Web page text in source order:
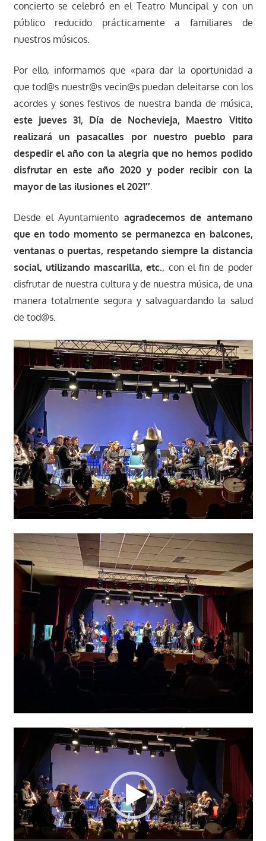
concierto se celebró en el Teatro Muncipal y con un
público reducido prácticamente a familiares de
nuestros músicos.
Por ello, informamos que «para dar la oportunidad a
que tod@s nuestr@s vecin@s puedan deleitarse con los
acordes y sones festivos de nuestra banda de música,
este jueves 31, Día de Nochevieja, Maestro Vitito
realizará un pasacalles por nuestro pueblo para
despedir el año con la alegria que no hemos podido
disfrutar en este año 2020 y poder recibir con la
mayor de las ilusiones el 2021″.
Desde el Ayuntamiento agradecemos de antemano
que en todo momento se permanezca en balcones,
ventanas o puertas, respetando siempre la distancia
social, utilizando mascarilla, etc., con el fin de poder
disfrutar de nuestra cultura y de nuestra música, de una
manera totalmente segura y salvaguardando la salud
de tod@s.
Reproductor
vídeo